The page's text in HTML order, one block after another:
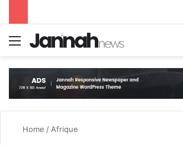
Menu
Home / Afrique